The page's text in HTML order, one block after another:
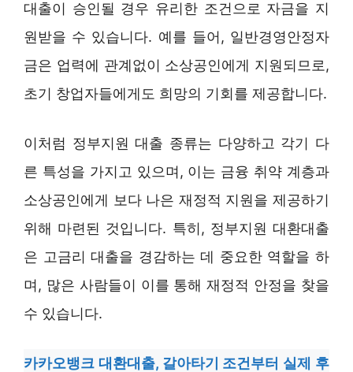
대출이 승인될 경우 유리한 조건으로 자금을 지
원받을 수 있습니다. 예를 들어, 일반경영안정자
금은 업력에 관계없이 소상공인에게 지원되므로,
초기 창업자들에게도 희망의 기회를 제공합니다.
이처럼 정부지원 대출 종류는 다양하고 각기 다
른 특성을 가지고 있으며, 이는 금융 취약 계층과
소상공인에게 보다 나은 재정적 지원을 제공하기
위해 마련된 것입니다. 특히, 정부지원 대환대출
은 고금리 대출을 경감하는 데 중요한 역할을 하
며, 많은 사람들이 이를 통해 재정적 안정을 찾을
수 있습니다.
카카오뱅크 대환대출, 갈아타기 조건부터 실제 후